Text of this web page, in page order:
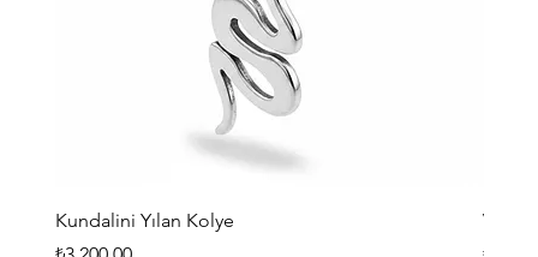
Kundalini Yılan Kolye